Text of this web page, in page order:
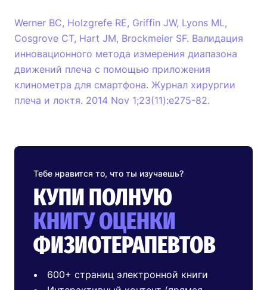
Werner BC, Holzgrefe RE, Griffin JW, Lyons ML,
Cosgrove CT, Hart JM, Brockmeier SF. Валидация
инновационного метода измерения диапазона
движений плеча с помощью приложения
клинометра для смартфона. Журнал хирургии
плеча и локтя. 2014 Nov 1;23(11):e275-82.
Тебе нравится то, что ты изучаешь?
КУПИ ПОЛНУЮ
КНИГУ ОЦЕНКИ
ФИЗИОТЕРАПЕВТОВ
600+ страниц электронной книги